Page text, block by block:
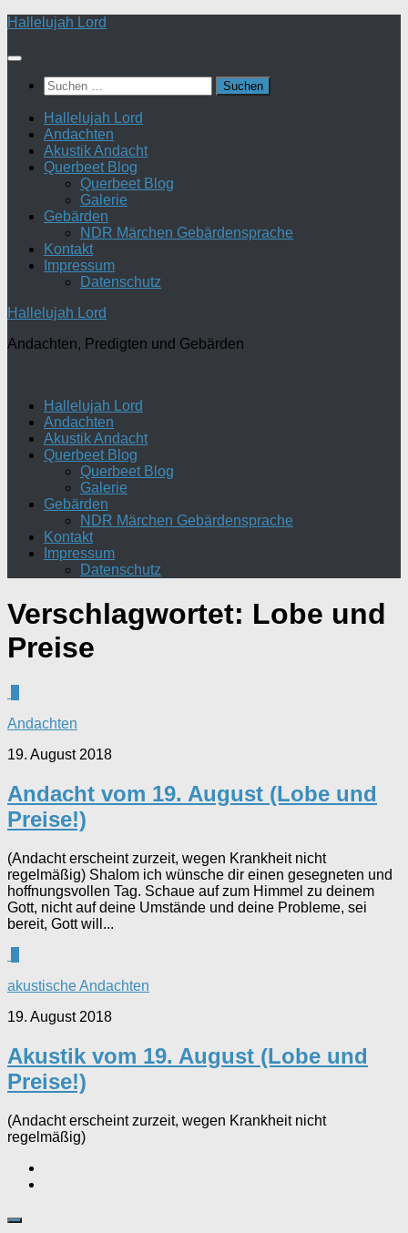
Zum
springen
Hallelujah Lord
Suchen
nach:
Hallelujah Lord
Andachten
Akustik Andacht
Querbeet Blog
Querbeet Blog
Galerie
Gebärden
NDR Märchen Gebärdensprache
Kontakt
Impressum
Datenschutz
Hallelujah Lord
Andachten, Predigten und Gebärden
Hallelujah Lord
Andachten
Akustik Andacht
Querbeet Blog
Querbeet Blog
Galerie
Gebärden
NDR Märchen Gebärdensprache
Kontakt
Impressum
Datenschutz
Verschlagwortet: Lobe und
Preise
Andachten
19. August 2018
Andacht vom 19. August (Lobe und
Preise!)
(Andacht erscheint zurzeit, wegen Krankheit nicht
regelmäßig) Shalom ich wünsche dir einen gesegneten und
hoffnungsvollen Tag. Schaue auf zum Himmel zu deinem
Gott, nicht auf deine Umstände und deine Probleme, sei
bereit, Gott will...
akustische Andachten
19. August 2018
Akustik vom 19. August (Lobe und
Preise!)
(Andacht erscheint zurzeit, wegen Krankheit nicht
regelmäßig)